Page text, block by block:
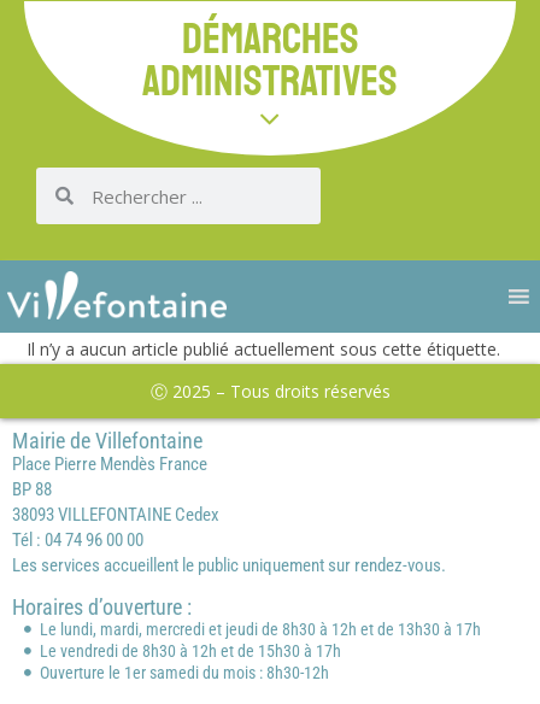
DÉMARCHES
ADMINISTRATIVES
Il n’y a aucun article publié actuellement sous cette étiquette.
Ⓒ 2025 – Tous droits réservés
Mairie de Villefontaine
Place Pierre Mendès France
BP 88
38093 VILLEFONTAINE Cedex
Tél : 04 74 96 00 00
Les services accueillent le public uniquement sur rendez-vous.
Horaires d’ouverture :
Le lundi, mardi, mercredi et jeudi de 8h30 à 12h et de 13h30 à 17h
Le vendredi de 8h30 à 12h et de 15h30 à 17h
Ouverture le 1er samedi du mois : 8h30-12h